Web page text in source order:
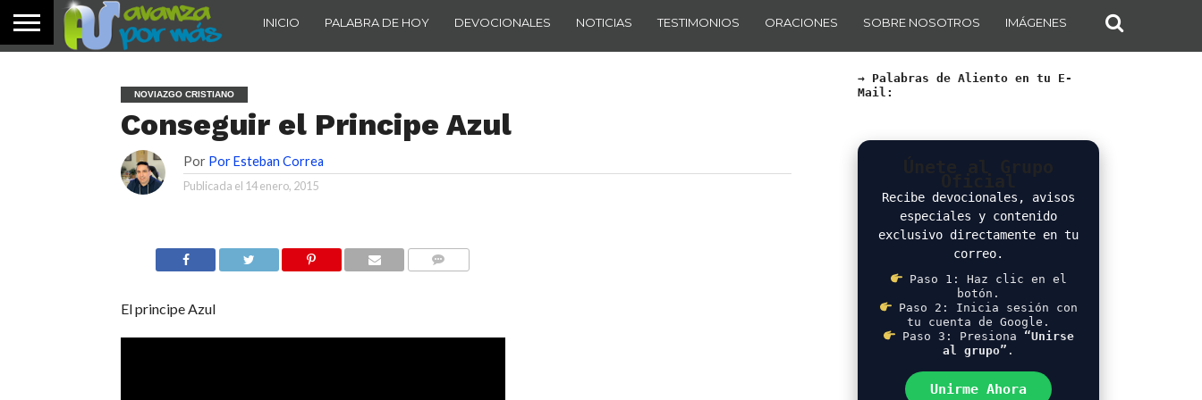
INICIO PALABRA DE HOY DEVOCIONALES NOTICIAS TESTIMONIOS ORACIONES SOBRE NOSOTROS IMÁGENES
NOVIAZGO CRISTIANO
Conseguir el Principe Azul
Por Por Esteban Correa
Publicada el 14 enero, 2015
El principe Azul
→ Palabras de Aliento en tu E-
Mail:
Recibe devocionales, avisos
especiales y contenido
exclusivo directamente en tu
correo.
Paso 1: Haz clic en el
botón.
Paso 2: Inicia sesión con
tu cuenta de Google.
Paso 3: Presiona “Unirse
al grupo” .
Unirme Ahora